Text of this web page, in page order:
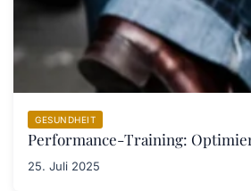
GESUNDHEIT
Performance-Training:
25. Juli 2025